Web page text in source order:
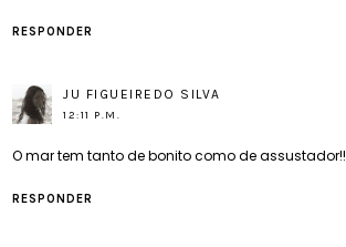
RESPONDER
JU FIGUEIREDO SILVA
12:11 P.M.
O mar tem tanto de bonito como de assustador!!
RESPONDER